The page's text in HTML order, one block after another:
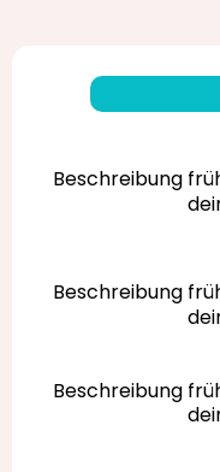
Beschreibung
Beschreibung
Beschreibung